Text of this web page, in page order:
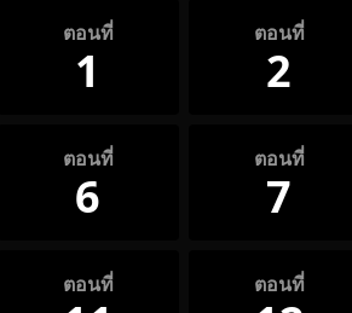
ตอนที่
1
ตอนที่
2
ตอนที่
6
ตอนที่
7
ตอนที่ ตอนที่